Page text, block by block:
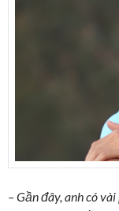
–Gần đây, anh có